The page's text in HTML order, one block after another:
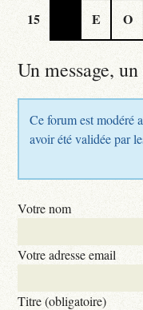
15 E O
Un message,
Ce forum est modéré
avoir été validée par
Votre nom
Votre adresse email
Titre (obligatoire)